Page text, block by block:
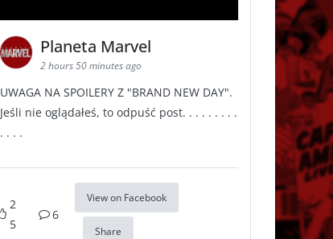
Planeta Marvel
2 hours 50 minutes ago
UWAGA NA SPOILERY Z "BRAND NEW DAY".
Jeśli nie oglądałeś, to odpuść post. . . . . . . . .
. . . .
2
5
6
View on Facebook
Share